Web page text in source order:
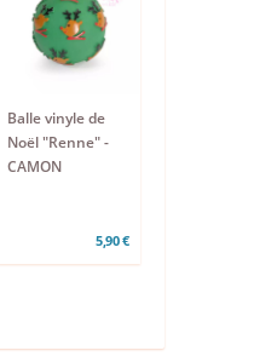
Balle vinyle de
Noël "Renne" -
CAMON
5,90 €